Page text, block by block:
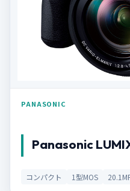
PANASONIC
Panasonic
コンパクト 1型MOS